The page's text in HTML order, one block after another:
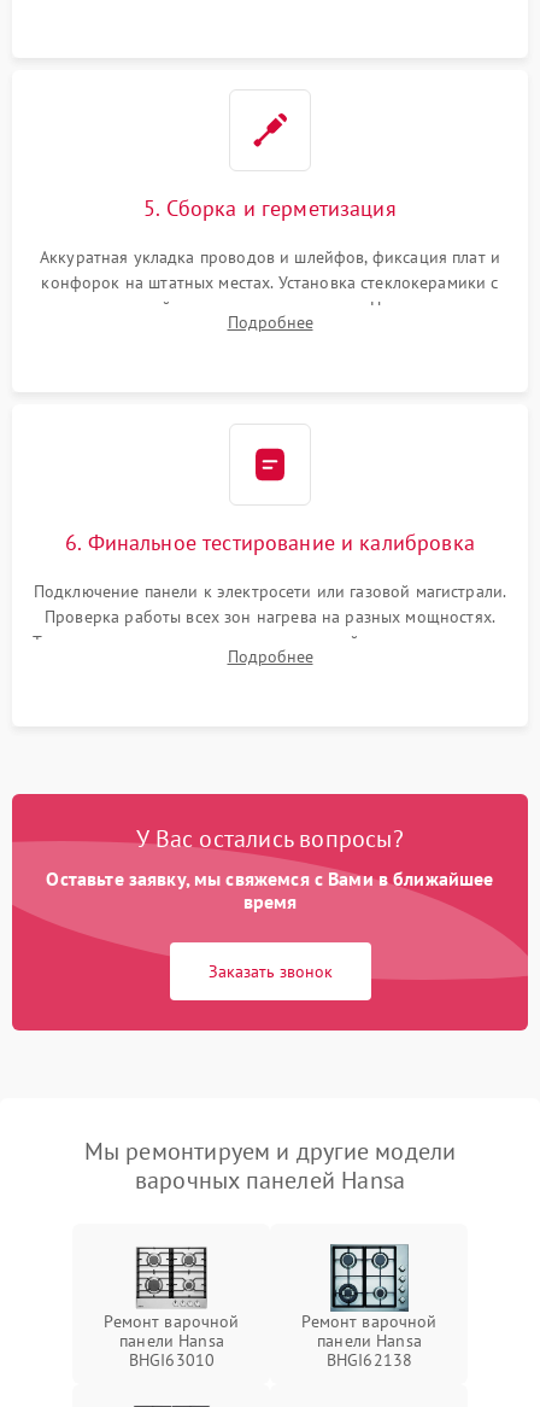
5. Сборка и герметизация
Аккуратная укладка проводов и шлейфов, фиксация плат и
конфорок на штатных местах. Установка стеклокерамики с
проверкой равномерности зазоров. Нанесение
термостойкого герметика или укладка уплотнительной
Подробнее
6. Финальное тестирование и калибровка
Подключение панели к электросети или газовой магистрали.
Проверка работы всех зон нагрева на разных мощностях.
Тестирование сенсорного управления, таймера, индикаторов
остаточного тепла и систем защиты от перегрева.
Подробнее
У Вас остались вопросы?
Оставьте заявку, мы свяжемся с Вами в ближайшее
время
Заказать звонок
Мы ремонтируем и другие модели
варочных панелей Hansa
Ремонт варочной
панели Hansa
BHGI63010
Ремонт варочной
панели Hansa
BHGI62138